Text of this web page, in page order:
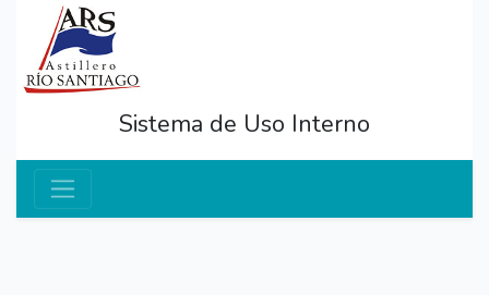
Sistema de Uso Interno